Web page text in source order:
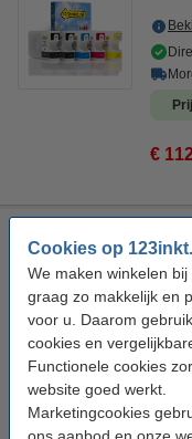
Cookies op
We maken winkelen
graag zo makkelijk en
voor u. Daarom
cookies en
Functionele cookies
website goed werkt.
Marketingcookies
ons aanbod en onze
€
(origineel)